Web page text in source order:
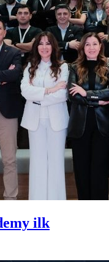
ilk